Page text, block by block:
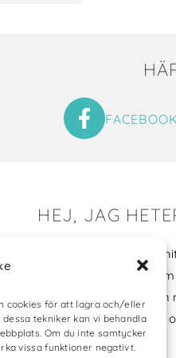
cookies för att lagra och/eller
tekniker kan vi behandla
Om du inte samtycker
vissa funktioner negativt.
FACEBOOK
HEJ, JAG
Det är så roligt att du
Här visar jag saker
mycket fotografier
min vackra hund. Men
ägnar mig åt.